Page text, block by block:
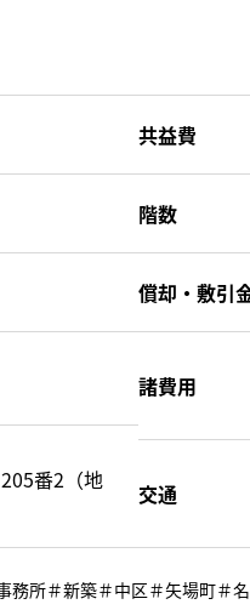
共益費
階数
償却・敷引
諸費用
番2（地
交通
務所＃新築＃中区＃矢場町＃